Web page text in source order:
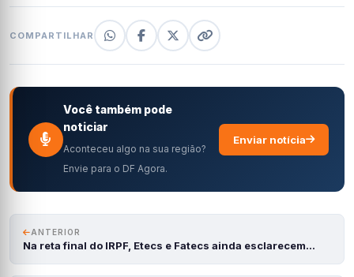
COMPARTILHAR
Você também pode
noticiar
Aconteceu algo na sua região?
Envie para o DF Agora.
Enviar notícia
ANTERIOR
Na reta final do IRPF, Etecs e Fatecs ainda esclarecem…